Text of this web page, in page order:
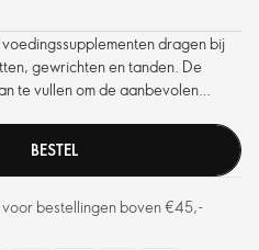
dragen bij
gewrichten en tanden. De
te vullen om de aanbevolen
te krijgen.
BESTEL
bestellingen boven €45,-